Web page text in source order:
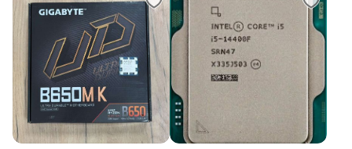
Примем в зачет ваш Компьютер (от DDR3) или
комплектующие.
обмен / Trade In